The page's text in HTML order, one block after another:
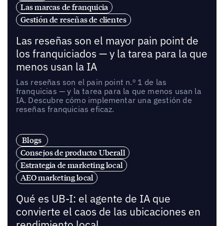
Las marcas de franquicia
Gestión de reseñas de clientes
Las reseñas son el mayor pain point de
los franquiciados — y la tarea para la que
menos usan la IA
Las reseñas son el pain point n.º 1 de las
franquicias — y la tarea para la que menos usan la
IA. Descubre cómo implementar una gestión de
reseñas franquicias eficaz.
Blogs
Consejos de producto Uberall
Estrategia de marketing local
AEO marketing local
Qué es UB-I: el agente de IA que
convierte el caos de las ubicaciones en